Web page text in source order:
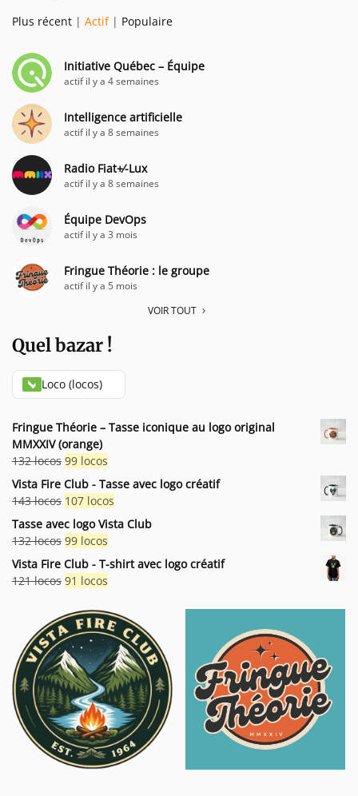
Plus récent | Actif | Populaire
Initiative Québec – Équipe
actif il y a 4 semaines
Intelligence artificielle
actif il y a 8 semaines
Radio Fiat+⁄-Lux
actif il y a 8 semaines
Équipe DevOps
actif il y a 3 mois
Fringue Théorie : le groupe
actif il y a 5 mois
VOIR TOUT
Quel bazar !
Loco (locos)
Fringue Théorie – Tasse iconique au logo original
MMXXIV (orange)
132locos Le
prix
initial
était :
132 locos.
99 locos
actuel
est :
99 locos.
Vista Fire Club - Tasse avec logo créatif
143locos Le
prix
initial
était :
143 locos.
107 locos
prix
107 locos.
Tasse avec logo Vista Club
132locos Le
prix
initial
était :
132 locos.
99 locos
prix
actuel
est :
Vista Fire Club - T-shirt avec logo créatif
121locos Le
initial
était :
121 locos.
91 locos
actuel
est :
91 locos.